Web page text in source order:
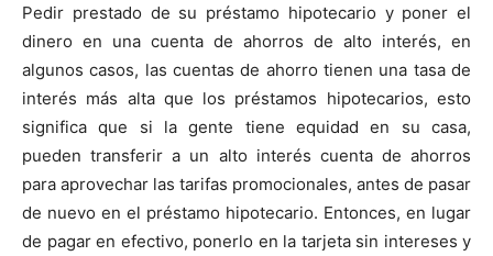
Pedir prestado de su préstamo hipotecario y poner el
dinero en una cuenta de ahorros de alto interés, en
algunos casos, las cuentas de ahorro tienen una tasa de
interés más alta que los préstamos hipotecarios, esto
significa que si la gente tiene equidad en su casa,
pueden transferir a un alto interés cuenta de ahorros
para aprovechar las tarifas promocionales, antes de pasar
de nuevo en el préstamo hipotecario. Entonces, en lugar
de pagar en efectivo, ponerlo en la tarjeta sin intereses y